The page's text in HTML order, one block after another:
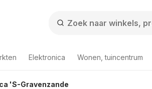
Elektronica Wonen, tuincentrum
'S-Gravenzande